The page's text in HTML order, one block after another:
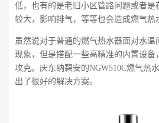
低，也有的是老旧小区管路问题或者是
较大，影响排气，等等也会造成燃气热
虽然说对于普通的燃气热水器面对水温
现象，但是搭配一些高精准的内置设
攻克。庆东纳碧安的NGW510C燃气热
出了很好的解决方案。